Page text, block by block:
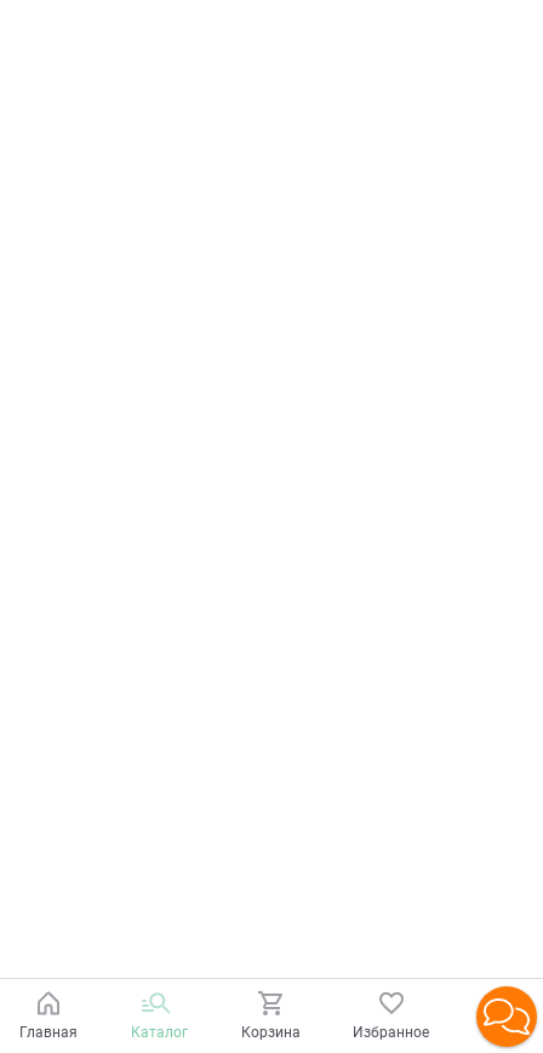
Главная Каталог Корзина Избранное Войти